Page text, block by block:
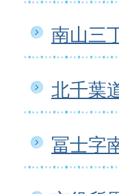
南山三
北千葉
冨士字